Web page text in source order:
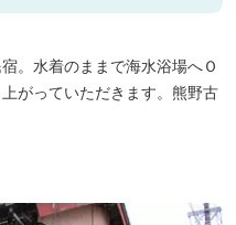
。水着のままで海水浴場へＯ
がっていただきます。熊野古